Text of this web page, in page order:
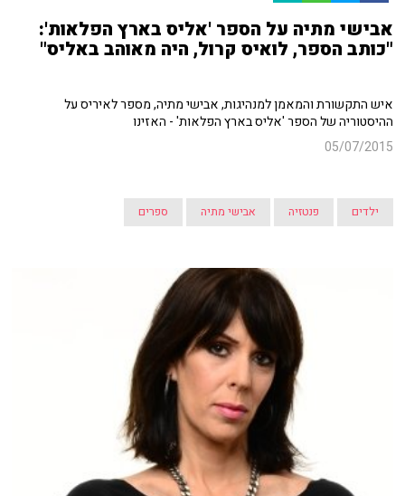
אבישי מתיה על הספר 'אליס בארץ הפלאות':
"כותב הספר, לואיס קרול, היה מאוהב באליס"
איש התקשורת והמאמן למנהיגות, אבישי מתיה, מספר לאיריס על
ההיסטוריה של הספר 'אליס בארץ הפלאות' - האזינו
05/07/2015
ילדים פנטזיה אבישי מתיה ספרים